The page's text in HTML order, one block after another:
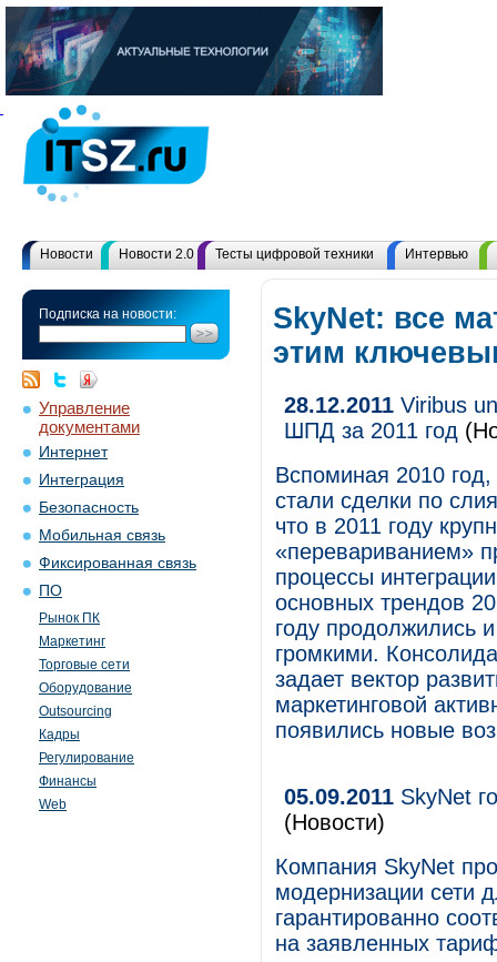
Новости Новости 2.0 Тесты цифровой техники Интервью
Подписка на новости:
Управление
документами
Интернет
Интеграция
Безопасность
Мобильная связь
Фиксированная связь
ПО
Рынок ПК
Маркетинг
Торговые сети
Оборудование
Outsourcing
Кадры
Регулирование
Финансы
Web
SkyNet: все
этим
28.12.2011 Viribus
ШПД за 2011 год
Вспоминая 2010
стали сделки по
что в 2011 году
«перевариванием»
процессы
основных трендов
году продолжились
громкими.
задает вектор
маркетинговой
появились новые
05.09.2011 SkyNet
(Новости)
Компания SkyNet
модернизации сети
гарантированно
на заявленных